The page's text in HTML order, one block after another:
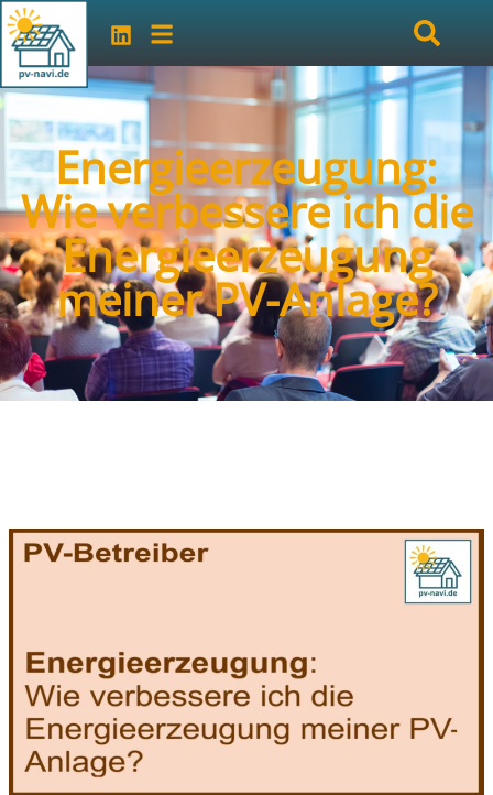
Energieerzeugung:
Wie verbessere ich die
Energieerzeugung
meiner PV-Anlage?